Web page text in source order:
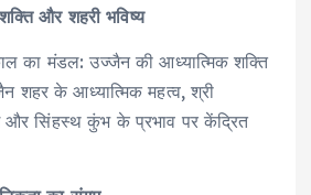
और शहरी भविष्य
का मंडल: उज्जैन की आध्यात्मिक शक्ति
शहर के आध्यात्मिक महत्व, श्री
और सिंहस्थ कुंभ के प्रभाव पर केंद्रित